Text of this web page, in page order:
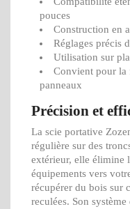
pouces
Construction en
Réglages précis
Utilisation sur
Convient pour la
panneaux
Précision et
La scie portative
régulière sur des
extérieur, elle élimine
équipements vers
récupérer du bois sur
reculées. Son